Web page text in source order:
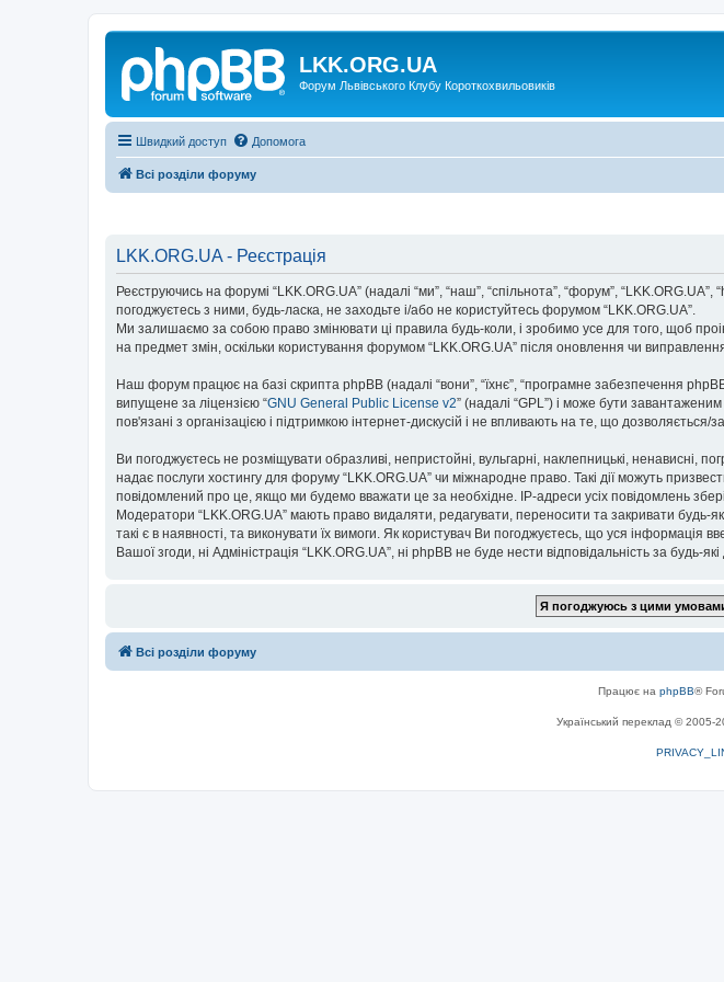
LKK.ORG.UA
Форум Львівського Клубу Короткохвильовиків
Швидкий доступ Допомога
Всі розділи форуму
LKK.ORG.UA - Реєстрація
Реєструючись на форумі “LKK.ORG.UA” (надалі “ми”, “наш”, “спільнота”, “форум”,
погоджуєтесь з ними, будь-ласка, не заходьте і/або не користуйтесь форумом “LKK.ORG.UA”.
Ми залишаємо за собою право змінювати ці правила будь-коли, і зробимо усе для того, щоб
на предмет змін, оскільки користування форумом “LKK.ORG.UA” після оновлення чи
Наш форум працює на базі скрипта phpBB (надалі “вони”, “їхнє”, “програмне забезпечення
випущене за ліцензією “GNU General Public License v2” (надалі “GPL”) і може бути
пов'язані з організацією і підтримкою інтернет-дискусій і не впливають на те, що
Ви погоджуєтесь не розміщувати образливі, непристойні, вульгарні, наклепницькі, ненависні,
надає послуги хостингу для форуму “LKK.ORG.UA” чи міжнародне право. Такі дії можуть
повідомлений про це, якщо ми будемо вважати це за необхідне. IP-адреси усіх повідомлень
Модератори “LKK.ORG.UA” мають право видаляти, редагувати, переносити та закривати
такі є в наявності, та виконувати їх вимоги. Як користувач Ви погоджуєтесь, що уся
Вашої згоди, ні Адміністрація “LKK.ORG.UA”, ні phpBB не буде нести відповідальність за будь-
Всі розділи форуму
Працює на phpBB®
Український переклад © 2005-